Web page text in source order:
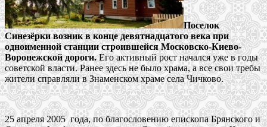
Поселок
Синезёрки возник в конце девятнадцатого века при
одноименной станции строив­шейся Московско-Киево-
Воро­нежской дороги.Его активный рост начался уже в годы
советской власти. Ранее здесь не было храма, а все свои требы
жители справ­ляли в Знаменском храме села Чичково.
25 апреля 2005 года, по благословению епископа Брянского и